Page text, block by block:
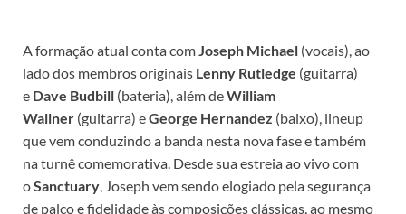
A formação atual conta comJoseph Michael (vocais), ao
lado dos membros originais Lenny Rutledge (guitarra)
e Dave Budbill (bateria), além deWilliam
Wallner (guitarra) eGeorge Hernandez (baixo), lineup
que vem conduzindo a banda nesta nova fase e também
na turnê comemorativa. Desde sua estreia ao vivo com
oSanctuary, Joseph vem sendo elogiado pela segurança
de palco e fidelidade às composições clássicas, ao mesmo